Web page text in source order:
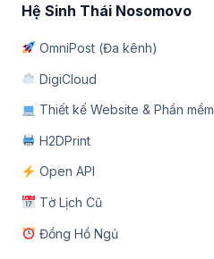
Hệ Sinh Thái Nosomovo
OmniPost (Đa kênh)
DigiCloud
Thiết kế Website & Phần mềm
H2DPrint
Open API
Tờ Lịch Cũ
Đồng Hồ Ngủ